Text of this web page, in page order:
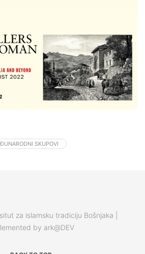
SKUPOVI
za islamsku tradiciju Bošnjaka |
by ark@DEV